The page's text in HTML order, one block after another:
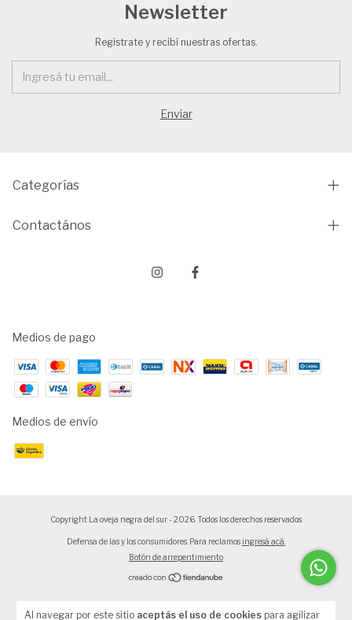
Al navegar por este sitio aceptás el uso de cookies para agilizar
Newsletter
Registrate y recibí nuestras ofertas.
Categorías
Contactános
Medios de pago
Medios de envío
Copyright La oveja negra del sur - 2026. Todos los derechos reservados.
Defensa de las y los consumidores. Para reclamos ingresá acá.
Botón de arrepentimiento